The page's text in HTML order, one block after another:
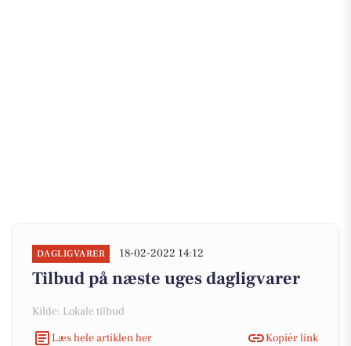
DAGLIGVARER 18-02-2022 14:12
Tilbud på næste uges dagligvarer
Kilde: Lokale tilbud
Læs hele artiklen her
Kopiér link